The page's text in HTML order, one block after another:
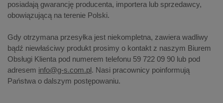
posiadają gwarancję producenta, importera lub sprzedawcy,
obowiązującą na terenie Polski.
Gdy otrzymana przesyłka jest niekompletna, zawiera wadliwy
bądź niewłaściwy produkt prosimy o kontakt z naszym Biurem
Obsługi Klienta pod numerem telefonu 59 722 09 90 lub pod
adresem info@g-s.com.pl. Nasi pracownicy poinformują
Państwa o dalszym postępowaniu.